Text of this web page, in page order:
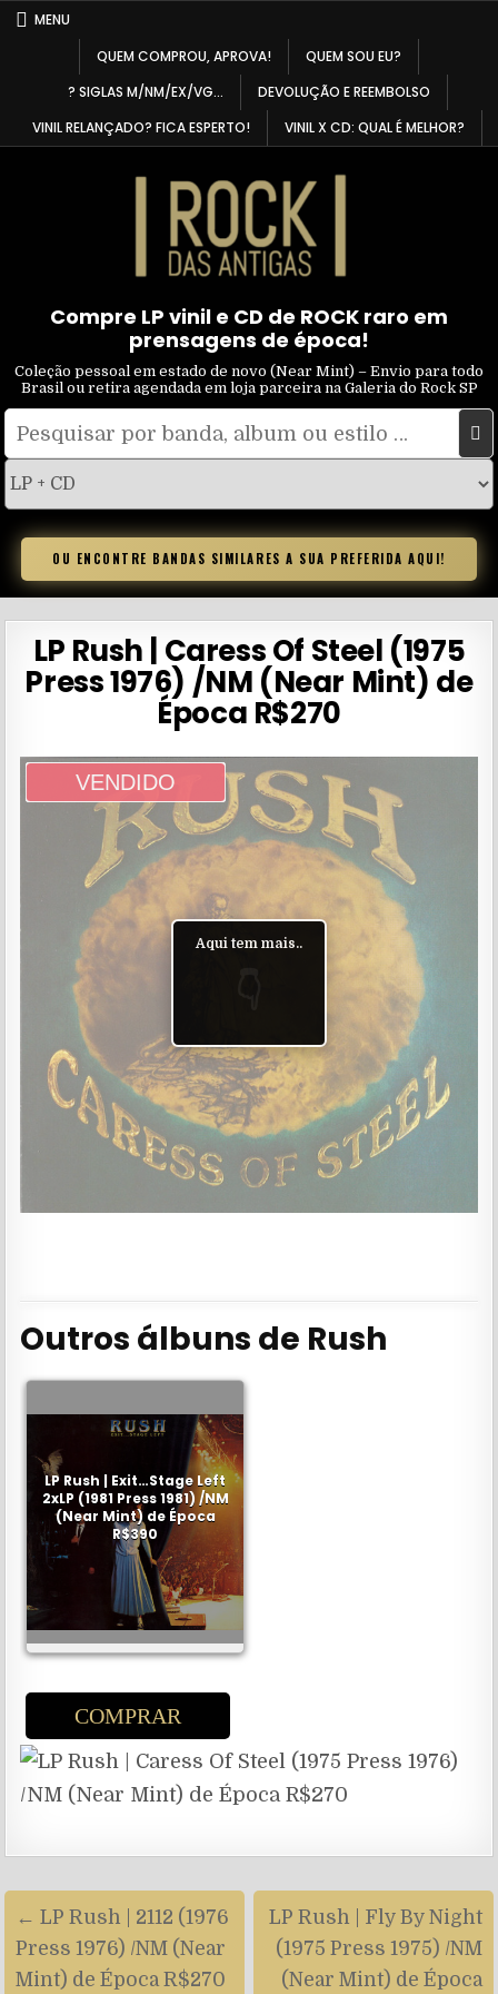
SkipMENU
QUEM COMPROU, APROVA!
QUEM SOU EU?
? SIGLAS M/NM/EX/VG…
DEVOLUÇÃO E REEMBOLSO
VINIL RELANÇADO? FICA ESPERTO!
VINIL X CD: QUAL É MELHOR?
Compre LP vinil e CD de ROCK raro em
prensagens de época!
Coleção pessoal em estado de novo (Near Mint) – Envio para todo
Brasil ou retira agendada em loja parceira na Galeria do Rock SP
Pesquisar
tipo
OU ENCONTRE BANDAS SIMILARES A SUA PREFERIDA AQUI!
LP Rush | Caress Of Steel (1975
Press 1976) /NM (Near Mint) de
Época R$270
VENDIDO
Aqui tem mais..
Outros álbuns de Rush
LP Rush | Exit…Stage Left
2xLP (1981 Press 1981) /NM
(Near Mint) de Época
R$390
COMPRAR
Navegação
de
artigos
LP Rush | Fly By Night
(1975 Press 1975) /NM
(Near Mint) de Época
← LP Rush | 2112 (1976
Press 1976) /NM (Near
Mint) de Época R$270